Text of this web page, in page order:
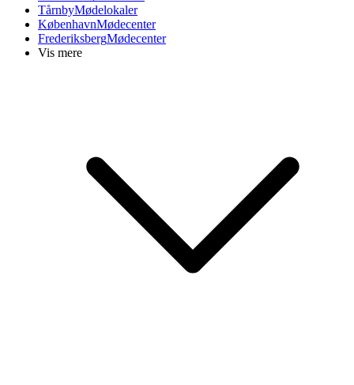
TårnbyMødelokaler
KøbenhavnMødecenter
FrederiksbergMødecenter
Vis mere